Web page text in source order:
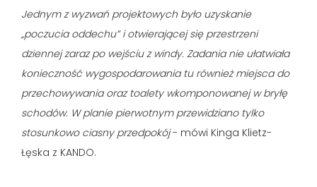
Jednym z wyzwań projektowych było uzyskanie
„poczucia oddechu” i otwierającej się przestrzeni
dziennej zaraz po wejściu z windy. Zadania nie ułatwiała
konieczność wygospodarowania tu również miejsca do
przechowywania oraz toalety wkomponowanej w bryłę
schodów. W planie pierwotnym przewidziano tylko
stosunkowo ciasny przedpokój- mówi Kinga Klietz-
Łęska z KANDO.